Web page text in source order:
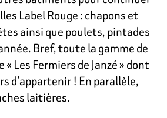
Label Rouge : chapons et
ainsi que poulets, pintades
Bref, toute la gamme de
Les Fermiers de Janzé » dont
d’appartenir ! En parallèle,
laitières.